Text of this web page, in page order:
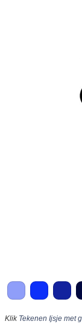
Klik Tekenen Ijsje met